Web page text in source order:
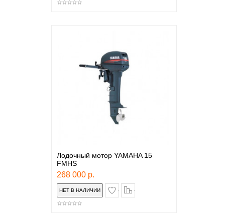
Лодочный мотор YAMAHA 15
FMHS
268 000 р.
в закладки